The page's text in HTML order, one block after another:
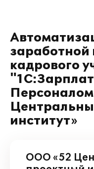
заработной
кадрового
институт»
ООО «52